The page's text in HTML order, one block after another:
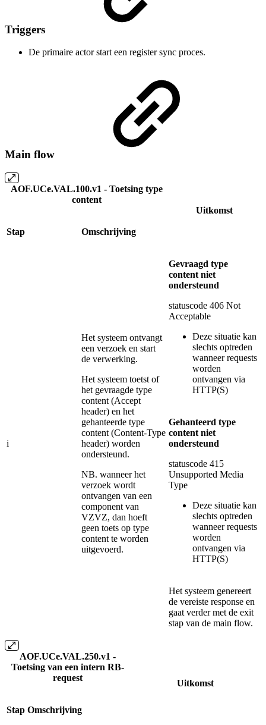
Triggers
De primaire actor start een register sync proces.
Main flow
AOF.UCe.VAL.100.v1 - Toetsing type
content
Uitkomst
Stap Omschrijving
i
Het systeem ontvangt
een verzoek en start
de verwerking.
Het systeem toetst of
het gevraagde type
content (Accept
header) en het
gehanteerde type
content (Content-Type
header) worden
ondersteund.
NB. wanneer het
verzoek wordt
ontvangen van een
component van
VZVZ, dan hoeft
geen toets op type
content te worden
uitgevoerd.
Gevraagd type
content niet
ondersteund
statuscode 406 Not
Acceptable
Deze situatie kan
slechts optreden
wanneer requests
worden
ontvangen via
HTTP(S)
Gehanteerd type
content niet
ondersteund
statuscode 415
Unsupported Media
Type
Deze situatie kan
slechts optreden
wanneer requests
worden
ontvangen via
HTTP(S)
Het systeem genereert
de vereiste response en
gaat verder met de exit
stap van de main flow.
AOF.UCe.VAL.250.v1 -
Toetsing van een intern RB-
request
Uitkomst
Stap Omschrijving